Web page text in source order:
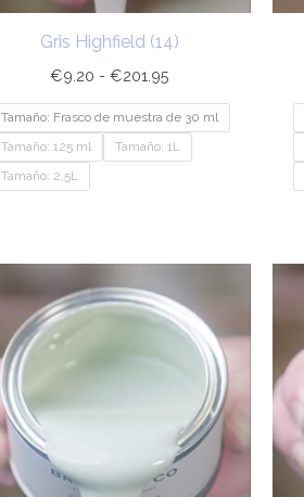
Gris Highfield (14)
€9.20 - €201.95
Tamaño: Frasco de muestra de 30 ml
Tamaño: 125 ml
Tamaño: 1L
Tamaño: 2,5L
precios:
desde
€9.20
hasta
€201.95